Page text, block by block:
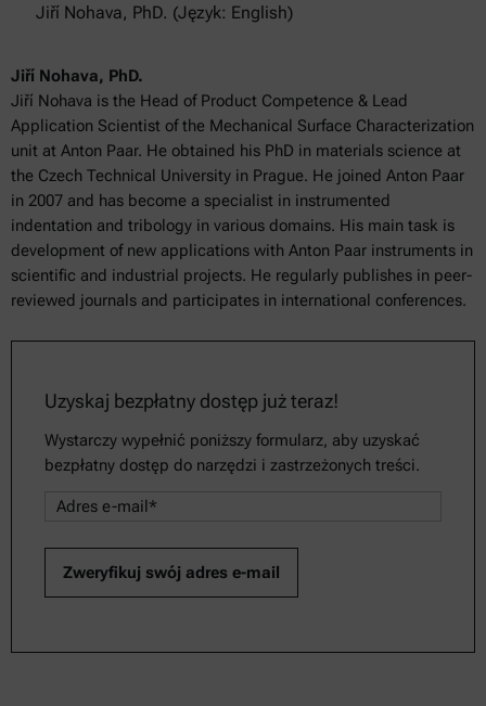
Jiří Nohava, PhD. (Język: English)
Jiří Nohava, PhD.
Jiří Nohava is the Head of Product Competence & Lead
Application Scientist of the Mechanical Surface Characterization
unit at Anton Paar. He obtained his PhD in materials science at
the Czech Technical University in Prague. He joined Anton Paar
in 2007 and has become a specialist in instrumented
indentation and tribology in various domains. His main task is
development of new applications with Anton Paar instruments in
scientific and industrial projects. He regularly publishes in peer-
reviewed journals and participates in international conferences.
Uzyskaj bezpłatny dostęp już teraz!
Wystarczy wypełnić poniższy formularz, aby uzyskać
bezpłatny dostęp do narzędzi i zastrzeżonych treści.